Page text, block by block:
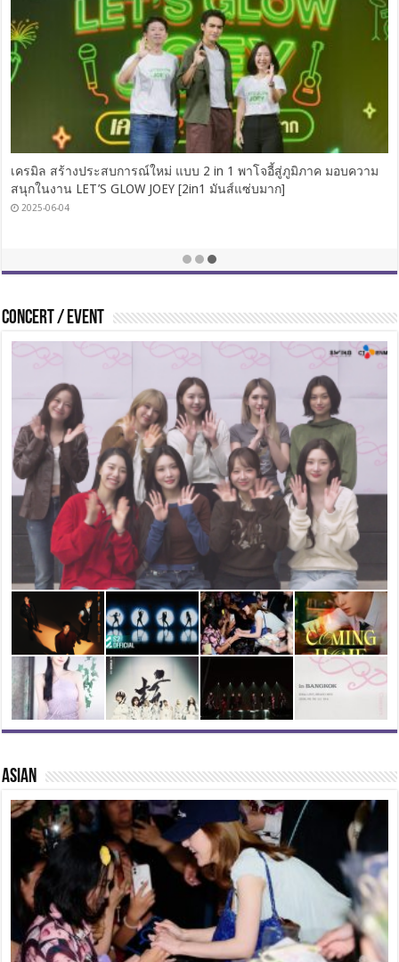
เครมิล สร้างประสบการณ์ใหม่ แบบ 2 in 1 พาโจอี้สู่ภูมิภาค มอบความ
สนุกในงาน LET’S GLOW JOEY [2in1 มันส์แซ่บมาก]
2025-06-04
CONCERT / EVENT
ASIAN